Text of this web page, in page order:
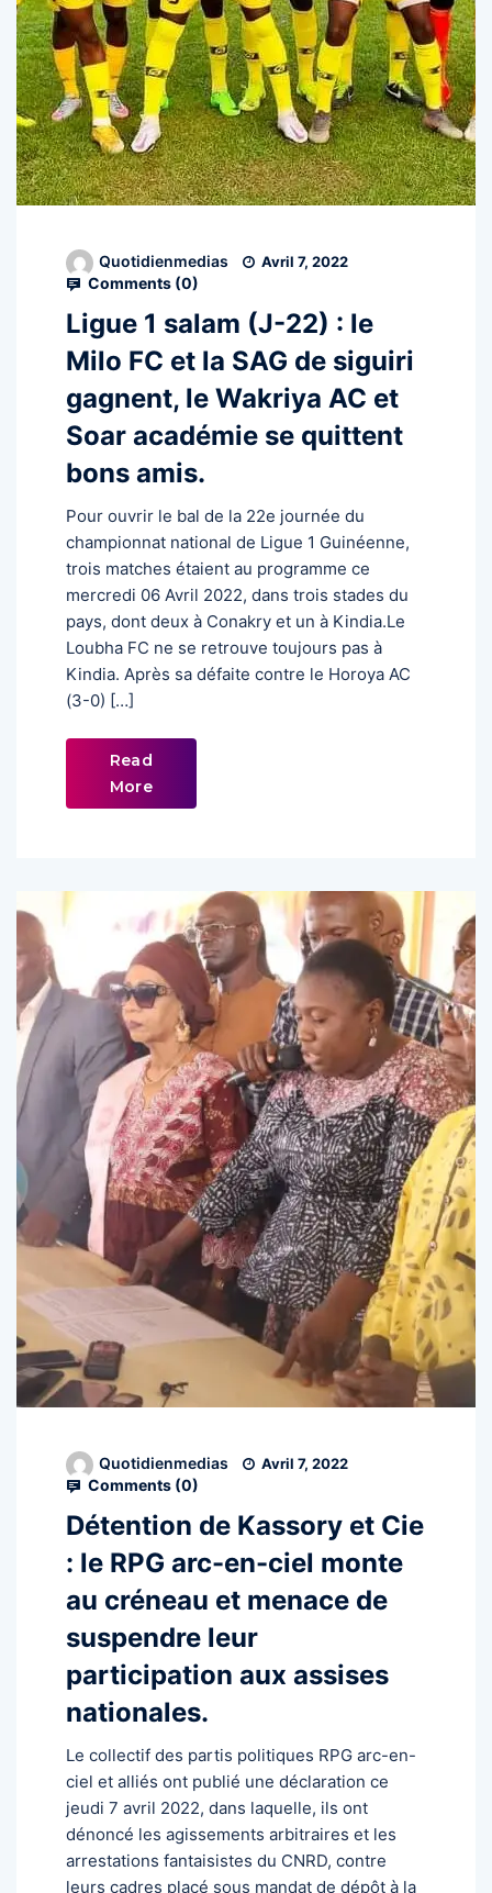
Quotidienmedias Avril 7, 2022
Comments (0)
Ligue 1 salam (J-22) : le
Milo FC et la SAG de siguiri
gagnent, le Wakriya AC et
Soar académie se quittent
bons amis.
Pour ouvrir le bal de la 22e journée du
championnat national de Ligue 1 Guinéenne,
trois matches étaient au programme ce
mercredi 06 Avril 2022, dans trois stades du
pays, dont deux à Conakry et un à Kindia.Le
Loubha FC ne se retrouve toujours pas à
Kindia. Après sa défaite contre le Horoya AC
(3-0) […]
Read
More
Quotidienmedias Avril 7, 2022
Comments (0)
Détention de Kassory et Cie
: le RPG arc-en-ciel monte
au créneau et menace de
suspendre leur
participation aux assises
nationales.
Le collectif des partis politiques RPG arc-en-
ciel et alliés ont publié une déclaration ce
jeudi 7 avril 2022, dans laquelle, ils ont
dénoncé les agissements arbitraires et les
arrestations fantaisistes du CNRD, contre
leurs cadres placé sous mandat de dépôt à la